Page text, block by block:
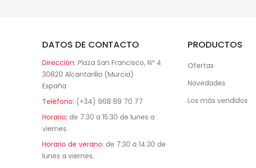
DATOS DE CONTACTO
Dirección: Plaza San Francisco, Nº 4
30820 Alcantarilla (Murcia)
España
Teléfono: (+34) 968 89 70 77
Horario: de 7:30 a 15:30 de lunes a
viernes.
Horario de verano: de 7:30 a 14:30 de
lunes a viernes.
PRODUCTOS
Ofertas
Novedades
Los más vendidos